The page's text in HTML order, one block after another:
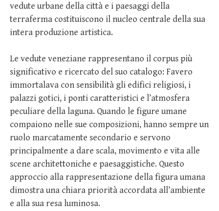
vedute urbane della città e i paesaggi della
terraferma costituiscono il nucleo centrale della sua
intera produzione artistica.
Le vedute veneziane rappresentano il corpus più
significativo e ricercato del suo catalogo: Favero
immortalava con sensibilità gli edifici religiosi, i
palazzi gotici, i ponti caratteristici e l’atmosfera
peculiare della laguna. Quando le figure umane
compaiono nelle sue composizioni, hanno sempre un
ruolo marcatamente secondario e servono
principalmente a dare scala, movimento e vita alle
scene architettoniche e paesaggistiche. Questo
approccio alla rappresentazione della figura umana
dimostra una chiara priorità accordata all’ambiente
e alla sua resa luminosa.